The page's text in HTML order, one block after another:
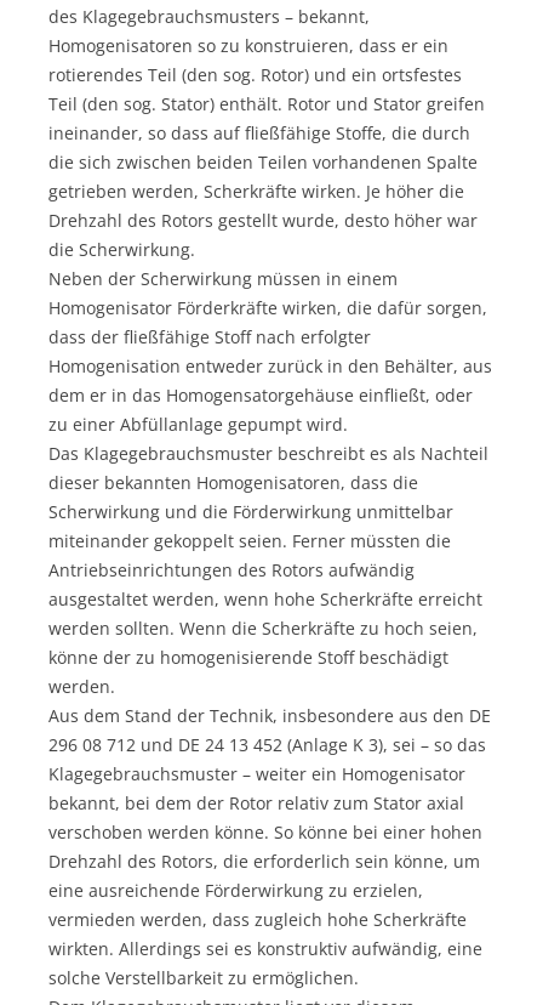
des Klagegebrauchsmusters – bekannt,
Homogenisatoren so zu konstruieren, dass er ein
rotierendes Teil (den sog. Rotor) und ein ortsfestes
Teil (den sog. Stator) enthält. Rotor und Stator greifen
ineinander, so dass auf fließfähige Stoffe, die durch
die sich zwischen beiden Teilen vorhandenen Spalte
getrieben werden, Scherkräfte wirken. Je höher die
Drehzahl des Rotors gestellt wurde, desto höher war
die Scherwirkung.
Neben der Scherwirkung müssen in einem
Homogenisator Förderkräfte wirken, die dafür sorgen,
dass der fließfähige Stoff nach erfolgter
Homogenisation entweder zurück in den Behälter, aus
dem er in das Homogensatorgehäuse einfließt, oder
zu einer Abfüllanlage gepumpt wird.
Das Klagegebrauchsmuster beschreibt es als Nachteil
dieser bekannten Homogenisatoren, dass die
Scherwirkung und die Förderwirkung unmittelbar
miteinander gekoppelt seien. Ferner müssten die
Antriebseinrichtungen des Rotors aufwändig
ausgestaltet werden, wenn hohe Scherkräfte erreicht
werden sollten. Wenn die Scherkräfte zu hoch seien,
könne der zu homogenisierende Stoff beschädigt
werden.
Aus dem Stand der Technik, insbesondere aus den DE
296 08 712 und DE 24 13 452 (Anlage K 3), sei – so das
Klagegebrauchsmuster – weiter ein Homogenisator
bekannt, bei dem der Rotor relativ zum Stator axial
verschoben werden könne. So könne bei einer hohen
Drehzahl des Rotors, die erforderlich sein könne, um
eine ausreichende Förderwirkung zu erzielen,
vermieden werden, dass zugleich hohe Scherkräfte
wirkten. Allerdings sei es konstruktiv aufwändig, eine
solche Verstellbarkeit zu ermöglichen.